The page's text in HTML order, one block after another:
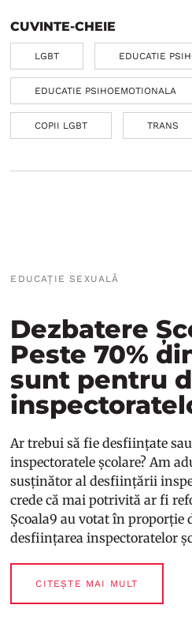
CUVINTE-CHEIE
LGBT EDUCATIE
EDUCATIE PSIHOEMOTIONALA
COPII LGBT TRANS
EDUCAȚIE SEXUALĂ
Dezbatere
Peste 70%
sunt pentru
Ar trebui să fie desființate
inspectoratele școlare? Am
susținător al desființării
crede că mai potrivită ar fi
Școala9 au votat în proporție
desființarea inspectoratelor
CITEȘTE MAI MULT